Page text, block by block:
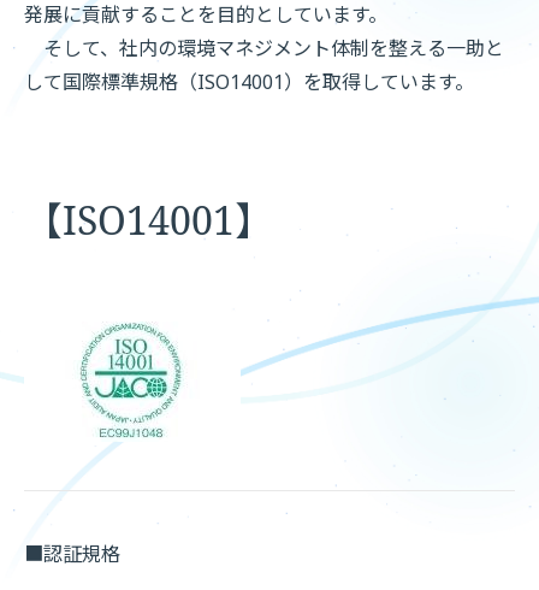
発展に貢献することを目的としています。
そして、社内の環境マネジメント体制を整える一助と
して国際標準規格（ISO14001）を取得しています。
【ISO14001】
■認証規格